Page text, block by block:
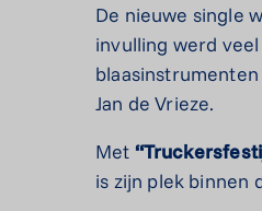
De nieuwe single
invulling werd
Jan de Vrieze.
Met
is zijn plek binnen